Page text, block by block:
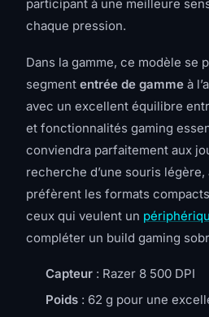
participant à une meilleure
chaque pression.
Dans la gamme, ce modèle se
segment entrée de gamme à
avec un excellent équilibre
et fonctionnalités gaming
conviendra parfaitement aux
recherche d’une souris
préfèrent les formats
ceux qui veulent un
compléter un build gaming
Capteur : Razer 8 500 DPI
Poids : 62 g pour une